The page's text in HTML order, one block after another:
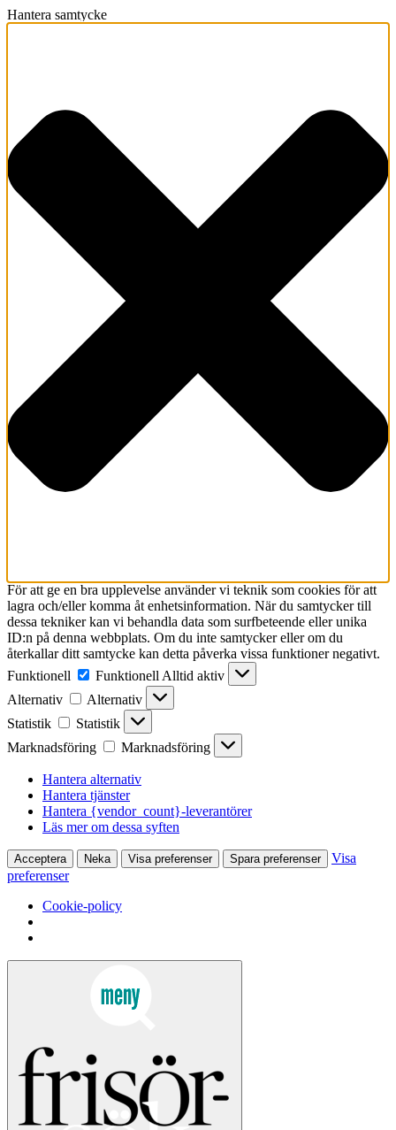
Hantera samtycke
För att ge en bra upplevelse använder vi teknik som cookies för att
lagra och/eller komma åt enhetsinformation. När du samtycker till
dessa tekniker kan vi behandla data som surfbeteende eller unika
ID:n på denna webbplats. Om du inte samtycker eller om du
återkallar ditt samtycke kan detta påverka vissa funktioner negativt.
Funktionell
Funktionell Alltid aktiv
Alternativ
Alternativ
Statistik
Statistik
Marknadsföring
Marknadsföring
Hantera alternativ
Hantera tjänster
Hantera {vendor_count}-leverantörer
Läs mer om dessa syften
Acceptera Neka Visa preferenser Spara preferenser
Visa
preferenser
Cookie-policy